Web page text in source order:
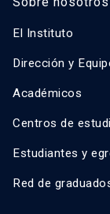
El Instituto
Dirección y
Académicos
Centros de
Estudiantes y
Red de